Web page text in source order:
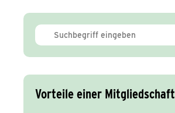
Vorteile einer Mitgliedschaft